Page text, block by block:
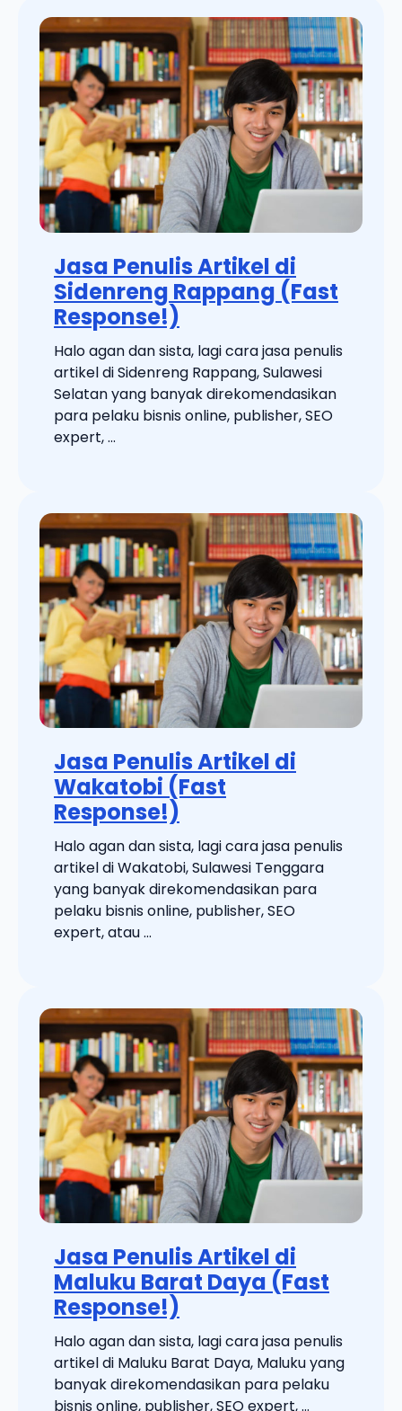
Jasa Penulis Artikel di
Sidenreng Rappang (Fast
Response!)
Halo agan dan sista, lagi cara jasa penulis
artikel di Sidenreng Rappang, Sulawesi
Selatan yang banyak direkomendasikan
para pelaku bisnis online, publisher, SEO
expert, ...
Jasa Penulis Artikel di
Wakatobi (Fast
Response!)
Halo agan dan sista, lagi cara jasa penulis
artikel di Wakatobi, Sulawesi Tenggara
yang banyak direkomendasikan para
pelaku bisnis online, publisher, SEO
expert, atau ...
Jasa Penulis Artikel di
Maluku Barat Daya (Fast
Response!)
Halo agan dan sista, lagi cara jasa penulis
artikel di Maluku Barat Daya, Maluku yang
banyak direkomendasikan para pelaku
bisnis online, publisher, SEO expert, ...